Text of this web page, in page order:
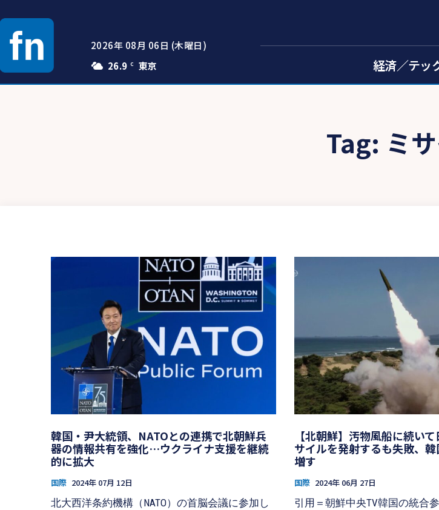
2026年 08月 06日 (木曜日)
26.9 C 経済／テッ
Tag: ミ
韓国・尹大統領、NATOとの連携で北朝鮮兵
器の情報共有を強化…ウクライナ支援を継続
的に拡大
国際 2024年 07月 12日
北大西洋条約機構（NATO）の首脳会議に参加し
【北朝鮮】汚物風船に続い
サイルを発射するも失敗、
増す
国際 2024年 06月 27日
引用＝朝鮮中央TV韓国の統合参